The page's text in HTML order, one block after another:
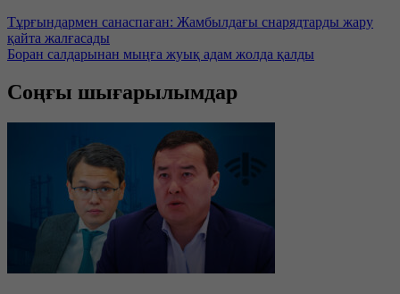
Тұрғындармен санаспаған: Жамбылдағы снарядтарды жару
қайта жалғасады
Боран салдарынан мыңға жуық адам жолда қалды
Соңғы шығарылымдар